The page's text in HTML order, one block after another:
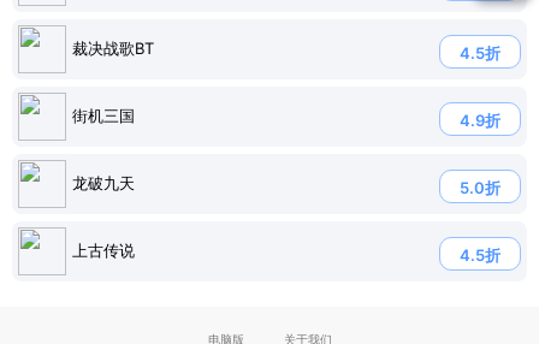
裁决战歌BT 4.5折
街机三国 4.9折
龙破九天 5.0折
上古传说 4.5折
电脑版 关于我们